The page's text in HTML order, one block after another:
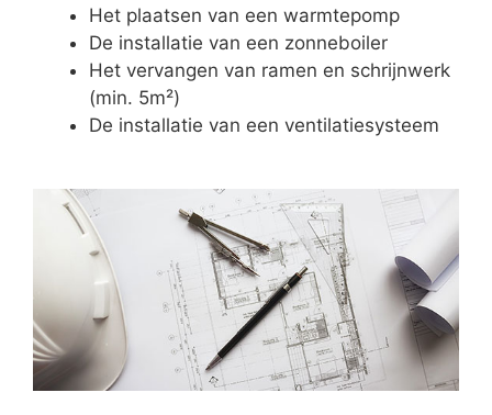
Het plaatsen van een warmtepomp
De installatie van een zonneboiler
Het vervangen van ramen en schrijnwerk
(min. 5m²)
De installatie van een ventilatiesysteem